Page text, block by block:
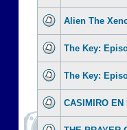
Alien The
The Key:
The Key:
CASIMIRO EN